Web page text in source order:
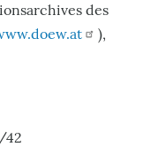
des
),
42